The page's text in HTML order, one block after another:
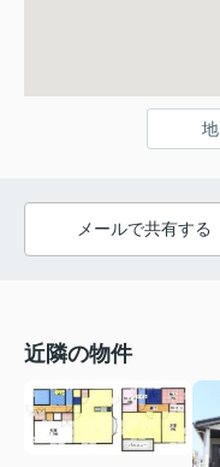
メールで共有する
近隣の物件